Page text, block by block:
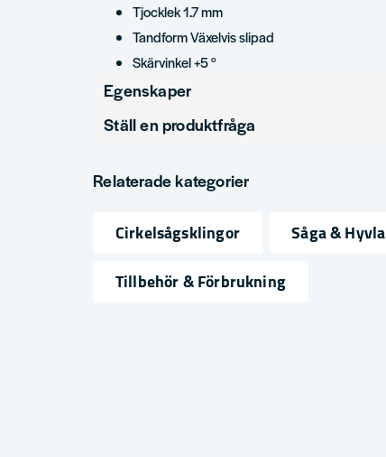
Tjocklek 1.7 mm
Tandform Växelvis slipad
Skärvinkel +5 °
Egenskaper
Produkttyp
Ställ en produktfråga
Fråga oss något om denna produkten...
Relaterade kategorier
Cirkelsågsklingor
Såga & Hyvla
Tillbehör & Förbrukning